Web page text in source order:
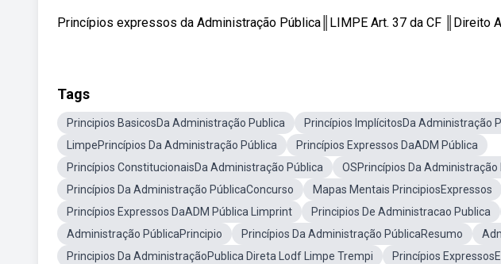
Princípios expressos da Administração Pública║LIMPE Art. 37 da CF ║Direito
Tags
Principios BasicosDa Administração Publica
Princípios ImplícitosDa Administração
LimpePrincípios Da Administração Pública
Princípios Expressos DaADM Pública
Princípios ConstitucionaisDa Administração Pública
OSPrincípios Da Administração
Princípios Da Administração PúblicaConcurso
Mapas Mentais PrincipiosExpressos
Princípios Expressos DaADM Pública Limprint
Principios De Administracao Publica
Administração PúblicaPrincipio
Princípios Da Administração PúblicaResumo
Principios Da AdministraçãoPublica Direta Lodf Limpe Trempi
Princípios